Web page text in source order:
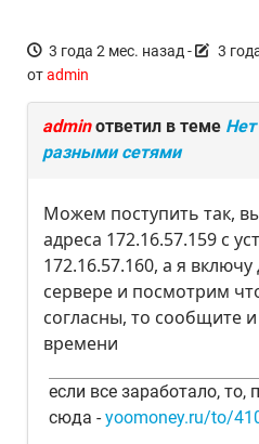
3 года 2 мес. назад - 3
отadmin
adminответил в теме
разными сетями
Можем поступить так,
адреса 172.16.57.159 с
172.16.57.160, а я
сервере и посмотрим
согласны, то сообщите
времени
если все заработало, то,
сюда -yoomoney.ru/to/